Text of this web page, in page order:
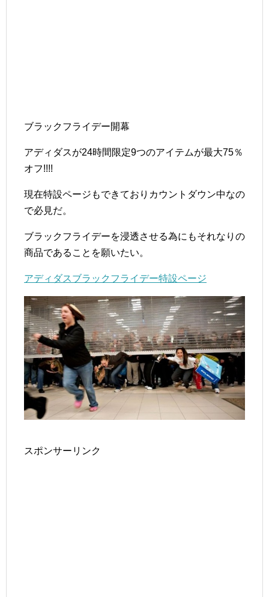
ブラックフライデー開幕
アディダスが24時間限定9つのアイテムが最大75％
オフ!!!!
現在特設ページもできておりカウントダウン中なの
で必見だ。
ブラックフライデーを浸透させる為にもそれなりの
商品であることを願いたい。
アディダスブラックフライデー特設ページ
スポンサーリンク